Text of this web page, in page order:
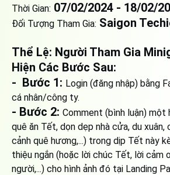
Thời Gian: 07/02/2024 - 18/02/
Đối Tượng Tham Gia: Saigon
Thể Lệ: Người Tham Gia
Hiện Các Bước Sau:
- Bước 1: Login (đăng nhập) bằng
cá nhân/công ty.
- Bước 2: Comment (bình luận) một
quê ăn Tết, dọn dẹp nhà cửa, du xuân,
cảnh quê hương,...) trong dịp Tết này
thiệu ngắn (hoặc lời chúc Tết, lời cảm
người,...) cho hình ảnh đó tại Landing